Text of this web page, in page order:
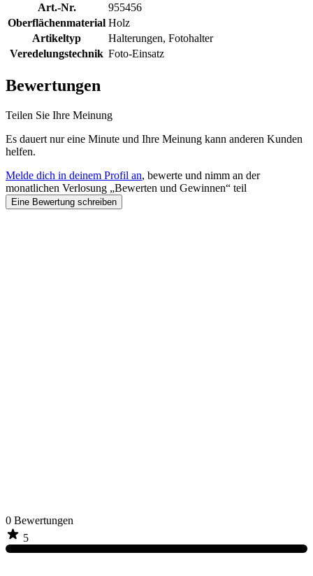
Art.-Nr.
955456
Oberflächenmaterial Holz
Artikeltyp
Halterungen, Fotohalter
Veredelungstechnik Foto-Einsatz
Bewertungen
Teilen Sie Ihre Meinung
Es dauert nur eine Minute und Ihre Meinung kann anderen Kunden
helfen.
Melde dich in deinem Profil an, bewerte und nimm an der
monatlichen Verlosung „Bewerten und Gewinnen“ teil
Eine Bewertung schreiben
0 Bewertungen
5